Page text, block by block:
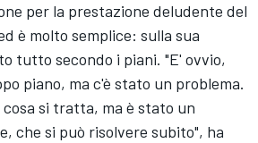
per la prestazione deludente del
è molto semplice: sulla sua
tutto secondo i piani. "E' ovvio,
piano, ma c'è stato un problema.
cosa si tratta, ma è stato un
che si può risolvere subito", ha